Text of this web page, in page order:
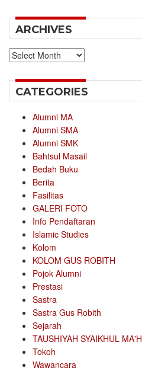
ARCHIVES
Archives
CATEGORIES
Alumni MA
Alumni SMA
Alumni SMK
Bahtsul Masail
Bedah Buku
Berita
Fasilitas
GALERI FOTO
Info Pendaftaran
Islamic Studies
Kolom
KOLOM GUS ROBITH
Pojok Alumni
Prestasi
Sastra
Sastra Gus Robith
Sejarah
TAUSHIYAH SYAIKHUL
Tokoh
Wawancara